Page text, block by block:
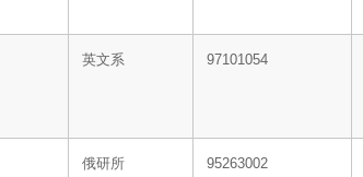
英文系 97101054
俄研所 95263002